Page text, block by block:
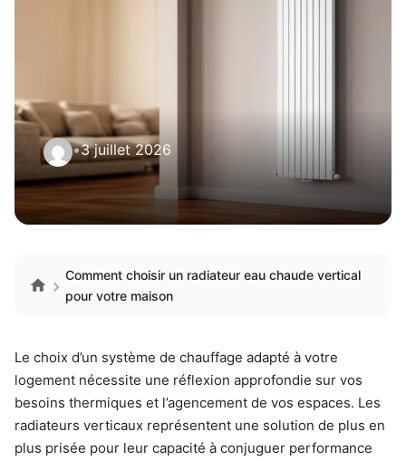
•3 juillet 2026
Comment choisir un radiateur eau chaude vertical
pour votre maison
Le choix d’un système de chauffage adapté à votre
logement nécessite une réflexion approfondie sur vos
besoins thermiques et l’agencement de vos espaces. Les
radiateurs verticaux représentent une solution de plus en
plus prisée pour leur capacité à conjuguer performance